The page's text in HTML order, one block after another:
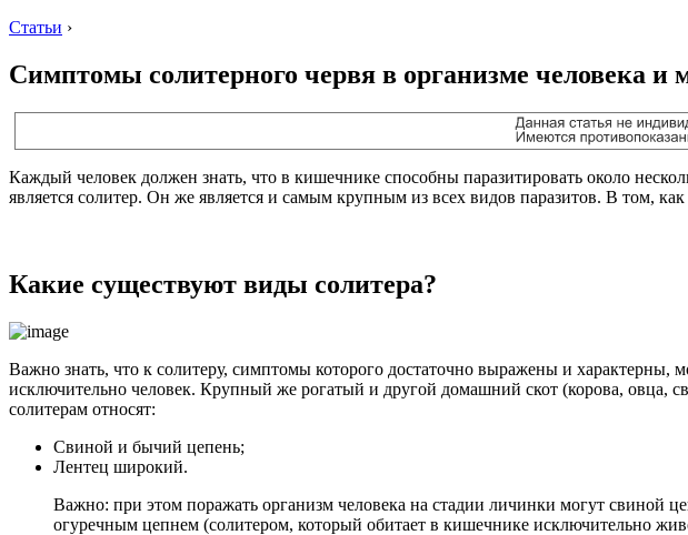
Статьи ›
Симптомы солитерного червя в организме человека и
Каждый человек должен знать, что в кишечнике способны паразитировать около
является солитер. Он же является и самым крупным из всех видов паразитов. В том,
Какие существуют виды солитера?
Важно знать, что к солитеру, симптомы которого достаточно выражены и характерны,
исключительно человек. Крупный же рогатый и другой домашний скот (корова, овца,
солитерам относят:
Свиной и бычий цепень;
Лентец широкий.
Важно: при этом поражать организм человека на стадии личинки могут свиной
огуречным цепнем (солитером, который обитает в кишечнике исключительно